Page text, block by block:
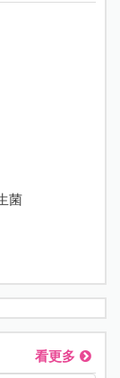
菌
看更多